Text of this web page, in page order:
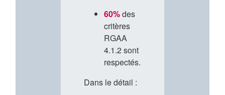
60%des
critères
RGAA
4.1.2 sont
respectés.
Dans le détail :